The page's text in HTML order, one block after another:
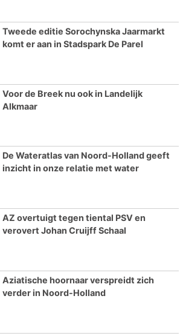
Tweede editie Sorochynska Jaarmarkt
komt er aan in Stadspark De Parel
Voor de Breek nu ook in Landelijk
Alkmaar
De Wateratlas van Noord-Holland geeft
inzicht in onze relatie met water
AZ overtuigt tegen tiental PSV en
verovert Johan Cruijff Schaal
Aziatische hoornaar verspreidt zich
verder in Noord-Holland